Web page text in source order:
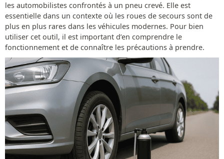
les automobilistes confrontés à un pneu crevé. Elle est
essentielle dans un contexte où les roues de secours sont de
plus en plus rares dans les véhicules modernes. Pour bien
utiliser cet outil, il est important d’en comprendre le
fonctionnement et de connaître les précautions à prendre.